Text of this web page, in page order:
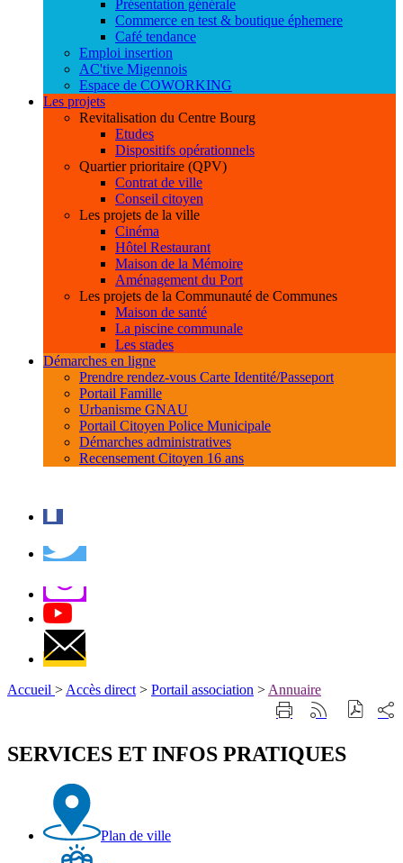
Présentation générale
Commerce en test & boutique éphemere
Café tendance
Emploi insertion
AC'tive Migennois
Espace de COWORKING
Les projets
Revitalisation du Centre Bourg
Etudes
Dispositifs opérationnels
Quartier prioritaire (QPV)
Contrat de ville
Conseil citoyen
Les projets de la ville
Cinéma
Hôtel Restaurant
Maison de la Mémoire
Aménagement du Port
Les projets de la Communauté de Communes
Maison de santé
La piscine communale
Les stades
Démarches en ligne
Prendre rendez-vous Carte Identité/Passeport
Portail Famille
Urbanisme GNAU
Portail Citoyen Police Municipale
Démarches administratives
Recensement Citoyen 16 ans
Accueil > Accès direct > Portail association > Annuaire
ImprimerGénérer
RSS
sur
SERVICES ET INFOS PRATIQUES
Plan de ville